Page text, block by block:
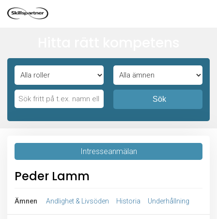
Sök
Intresseanmälan
Peder Lamm
Ämnen Andlighet & Livsöden Historia Underhållning